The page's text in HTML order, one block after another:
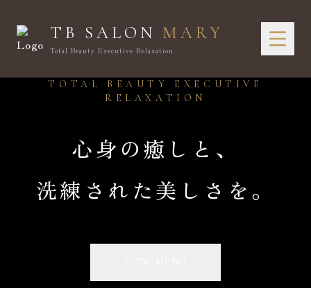
TB SALON MARY
Total Beauty Executive Relaxation
TOTAL BEAUTY EXECUTIVE
RELAXATION
心身の癒しと、
洗練された美しさを。